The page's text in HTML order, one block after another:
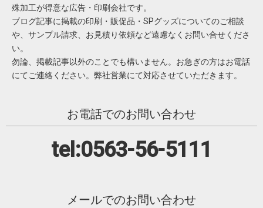
殊加工が得意な広告・印刷会社です。
ブログ記事に掲載の印刷・販促品・SPグッズについてのご相談
や、サンプル請求、お見積り依頼など遠慮なくお問い合せくださ
い。
勿論、掲載記事以外のことでも構いません。お急ぎの方はお電話
にてご連絡ください。弊社営業にて対応させていただきます。
お電話でのお問い合わせ
tel:0563-56-5111
メールでのお問い合わせ